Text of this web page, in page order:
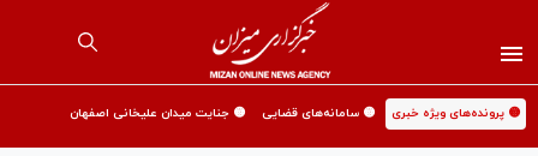
🟡 پرونده‌های ویژه خبری 🟡 سامانه‌های قضایی 🟡 جنایت میدان علیخانی اصفهان